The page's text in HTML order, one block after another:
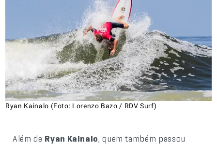
Ryan Kainalo (Foto: Lorenzo Bazo / RDV Surf)
Além de Ryan Kainalo, quem também passou